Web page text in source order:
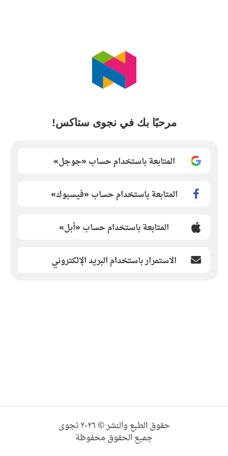
مرحبًا بك في نجوى ستاكس!
المتابعة باستخدام حساب «جوجل»
المتابعة باستخدام حساب «فيسبوك»
المتابعة باستخدام حساب «أبل»
الاستمرار باستخدام البريد الإلكتروني
حقوق الطبع والنشر © ٢٠٢٦ نجوى
جميع الحقوق محفوظة